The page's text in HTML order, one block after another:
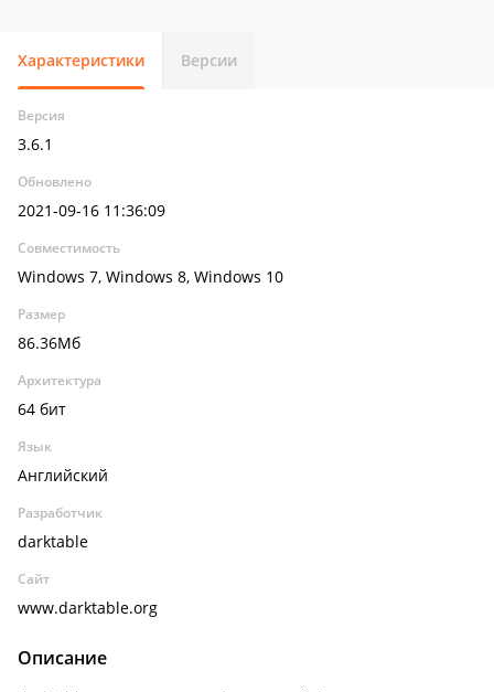
Характеристики Версии
Версия
3.6.1
Обновлено
2021-09-16 11:36:09
Совместимость
Windows 7, Windows 8, Windows 10
Размер
86.36Мб
Архитектура
64 бит
Язык
Английский
Разработчик
darktable
Сайт
www.darktable.org
Описание